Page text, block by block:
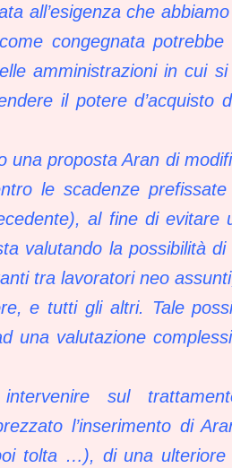
all’esigenza che
congegnata
amministrazioni in cui
il potere d’acquisto
una proposta Aran di
le scadenze
al fine di evitare
valutando la possibilità
tra lavoratori neo
e tutti gli altri. Tale
una valutazione
sul
l’inserimento di
tolta …), di una ulteriore